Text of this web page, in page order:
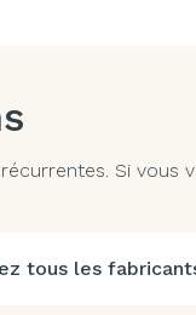
Si vous
tous les